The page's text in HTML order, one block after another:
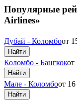
Популярные
Airlines»
Дубай - Коломбоот
Найти
Коломбо - Бангкокот
Найти
Мале - Коломбоот
Найти